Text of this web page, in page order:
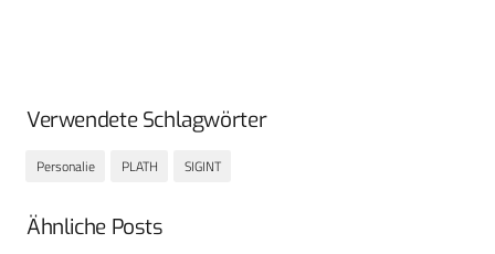
Verwendete Schlagwörter
Personalie PLATH SIGINT
Ähnliche Posts